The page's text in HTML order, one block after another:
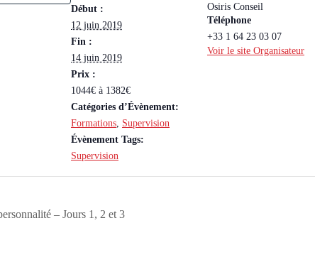
Début :
12 juin 2019
Fin :
14 juin 2019
Prix :
1044€ à 1382€
Catégories d’Évènement:
Formations Supervision
Évènement Tags:
Supervision
Osiris Conseil
Téléphone
+33 1 64 23 03 07
Voir le site Organisateur
– Jours 1, 2 et 3